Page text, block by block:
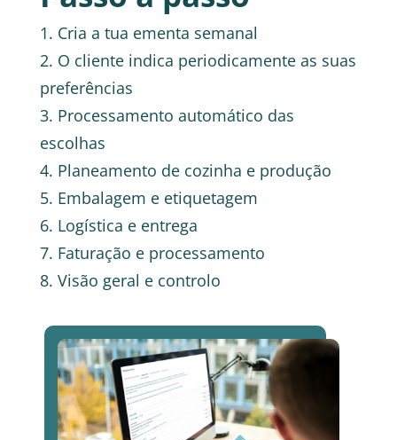
1. Cria a tua ementa semanal
2. O cliente indica periodicamente as suas
preferências
3. Processamento automático das
escolhas
4. Planeamento de cozinha e produção
5. Embalagem e etiquetagem
6. Logística e entrega
7. Faturação e processamento
8. Visão geral e controlo